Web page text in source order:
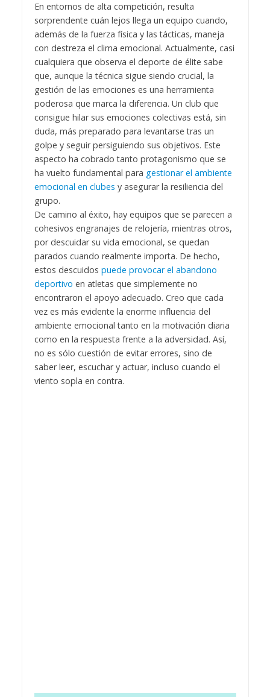
En entornos de alta competición, resulta
sorprendente cuán lejos llega un equipo cuando,
además de la fuerza física y las tácticas, maneja
con destreza el clima emocional. Actualmente, casi
cualquiera que observa el deporte de élite sabe
que, aunque la técnica sigue siendo crucial, la
gestión de las emociones es una herramienta
poderosa que marca la diferencia. Un club que
consigue hilar sus emociones colectivas está, sin
duda, más preparado para levantarse tras un
golpe y seguir persiguiendo sus objetivos. Este
aspecto ha cobrado tanto protagonismo que se
ha vuelto fundamental para gestionar el ambiente
emocional en clubes y asegurar la resiliencia del
grupo.
De camino al éxito, hay equipos que se parecen a
cohesivos engranajes de relojería, mientras otros,
por descuidar su vida emocional, se quedan
parados cuando realmente importa. De hecho,
estos descuidos puede provocar el abandono
deportivo en atletas que simplemente no
encontraron el apoyo adecuado. Creo que cada
vez es más evidente la enorme influencia del
ambiente emocional tanto en la motivación diaria
como en la respuesta frente a la adversidad. Así,
no es sólo cuestión de evitar errores, sino de
saber leer, escuchar y actuar, incluso cuando el
viento sopla en contra.